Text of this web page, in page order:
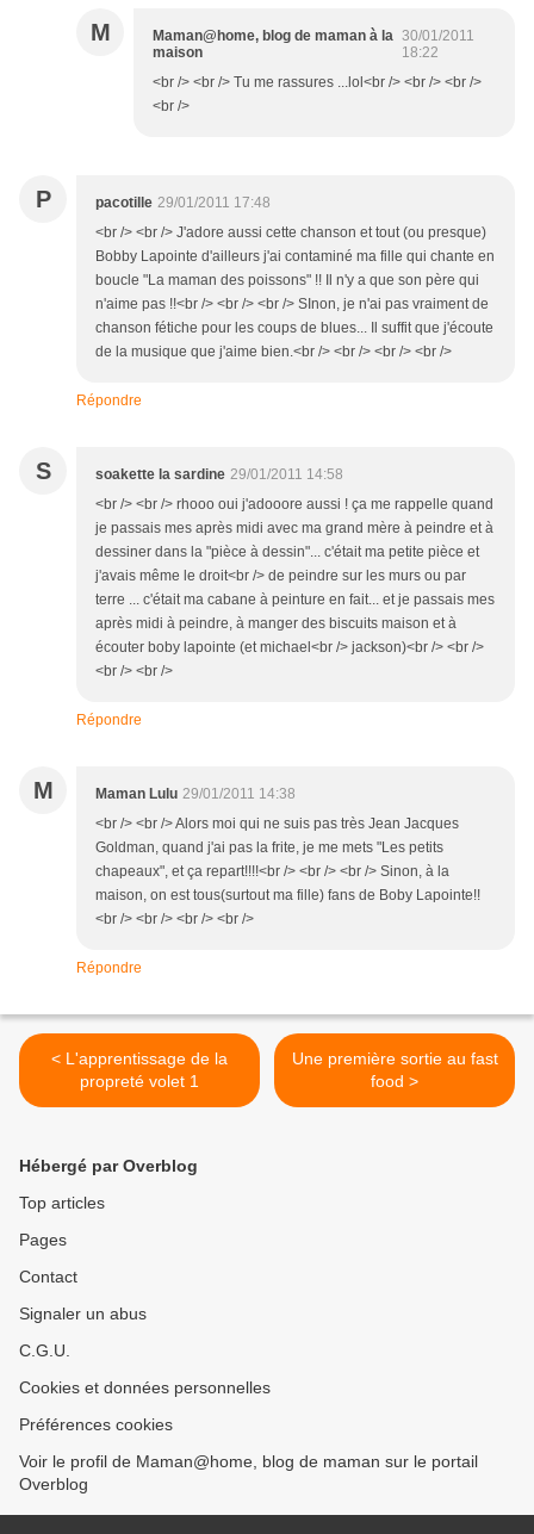
M
Maman@home, blog de maman à la
maison
30/01/2011
18:22
<br /> <br /> Tu me rassures ...lol<br /> <br /> <br />
<br />
P pacotille 29/01/2011 17:48
<br /> <br /> J'adore aussi cette chanson et tout (ou presque)
Bobby Lapointe d'ailleurs j'ai contaminé ma fille qui chante en
boucle "La maman des poissons" !! Il n'y a que son père qui
n'aime pas !!<br /> <br /> <br /> SInon, je n'ai pas vraiment de
chanson fétiche pour les coups de blues... Il suffit que j'écoute
de la musique que j'aime bien.<br /> <br /> <br /> <br />
Répondre
S soakette la sardine 29/01/2011 14:58
<br /> <br /> rhooo oui j'adooore aussi ! ça me rappelle quand
je passais mes après midi avec ma grand mère à peindre et à
dessiner dans la "pièce à dessin"... c'était ma petite pièce et
j'avais même le droit<br /> de peindre sur les murs ou par
terre ... c'était ma cabane à peinture en fait... et je passais mes
après midi à peindre, à manger des biscuits maison et à
écouter boby lapointe (et michael<br /> jackson)<br /> <br />
<br /> <br />
Répondre
M Maman Lulu 29/01/2011 14:38
<br /> <br /> Alors moi qui ne suis pas très Jean Jacques
Goldman, quand j'ai pas la frite, je me mets "Les petits
chapeaux", et ça repart!!!!<br /> <br /> <br /> Sinon, à la
maison, on est tous(surtout ma fille) fans de Boby Lapointe!!
<br /> <br /> <br /> <br />
Répondre
< L'apprentissage de la
propreté volet 1
Une première sortie au fast
food >
Hébergé par Overblog
Top articles
Pages
Contact
Signaler un abus
C.G.U.
Cookies et données personnelles
Préférences cookies
Voir le profil de Maman@home, blog de maman sur le portail
Overblog